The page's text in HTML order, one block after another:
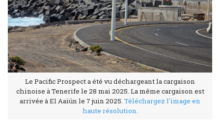
Le Pacific Prospect a été vu déchargeant la cargaison
chinoise à Tenerife le 28 mai 2025. La même cargaison est
arrivée à El Aaiún le 7 juin 2025. Téléchargez l'image en
haute résolution.